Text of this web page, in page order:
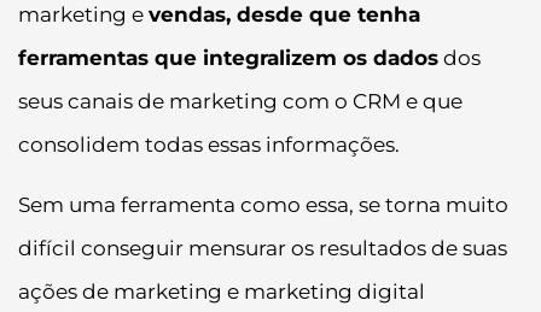
marketing e vendas, desde que tenha
ferramentas que integralizem os dados dos
seus canais de marketing com o CRM e que
consolidem todas essas informações.
Sem uma ferramenta como essa, se torna muito
difícil conseguir mensurar os resultados de suas
ações de marketing e marketing digital